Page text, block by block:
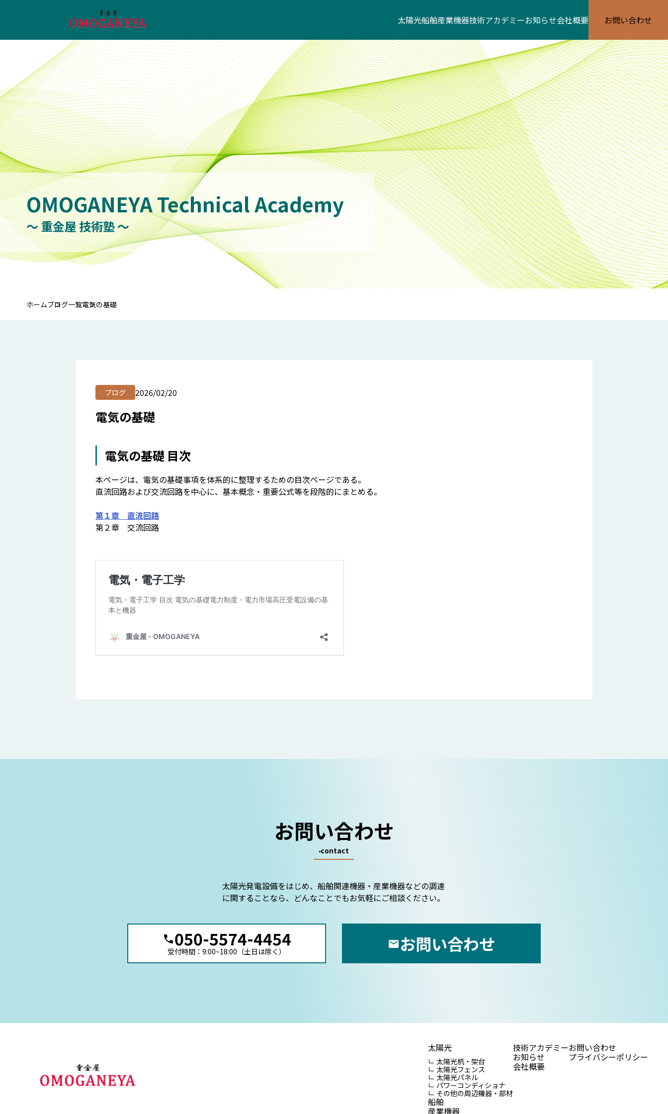
太陽光
太陽光杭・架台
太陽光フェンス
太陽光パネル
パワーコンディショナ
その他の周辺機器・部材
船舶産業機器技術アカデミーお知らせ会社概要 お問い合わせ
太陽光杭・架台
太陽光フェンス
太陽光パネル
パワーコンディショナ
その他の周辺機器・部材
船舶
産業機器
技術アカデミー
お知らせ
会社概要
OMOGANEYA Technical Academy
〜 重金屋 技術塾 〜
ホームブログ一覧電気の基礎
ブログ 2026/02/20
電気の基礎
電気の基礎 目次
本ページは、電気の基礎事項を体系的に整理するための目次ページである。
直流回路および交流回路を中心に、基本概念・重要公式等を段階的にまとめる。
第１章 直流回路
第２章 交流回路
お問い合わせ
contact
太陽光発電設備をはじめ、船舶関連機器・産業機器などの調達
に関することなら、どんなことでもお気軽にご相談ください。
050-5574-4454
受付時間：9:00~18:00（土日は除く） お問い合わせ
太陽光
太陽光杭・架台
太陽光フェンス
太陽光パネル
パワーコンディショナ
その他の周辺機器・部材
船舶
産業機器
技術アカデミー
お知らせ
会社概要
お問い合わせ
プライバシーポリシー